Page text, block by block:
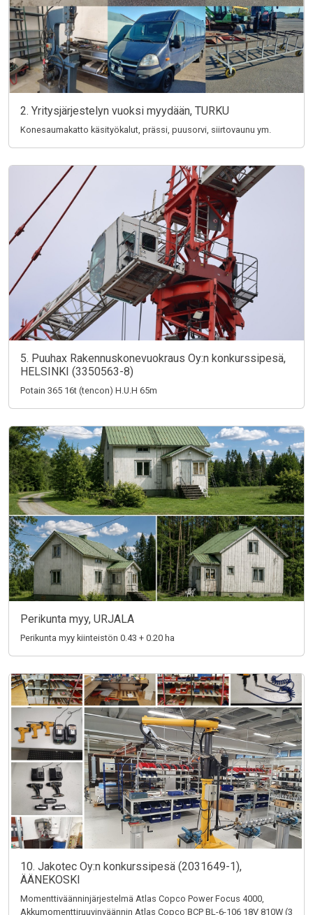
2. Yritysjärjestelyn vuoksi myydään, TURKU
Konesaumakatto käsityökalut, prässi, puusorvi, siirtovaunu ym.
5. Puuhax Rakennuskonevuokraus Oy:n konkurssipesä,
HELSINKI (3350563-8)
Potain 365 16t (tencon) H.U.H 65m
Perikunta myy, URJALA
Perikunta myy kiinteistön 0.43 + 0.20 ha
10. Jakotec Oy:n konkurssipesä (2031649-1),
ÄÄNEKOSKI
Momenttiväänninjärjestelmä Atlas Copco Power Focus 4000,
Akkumomenttiruuvinväännin Atlas Copco BCP BL-6-106 18V 810W (3